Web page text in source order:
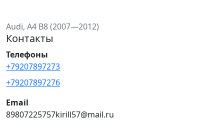
Audi, A4 B8 (2007—2012)
Контакты
Телефоны
+79207897273
+79207897276
Email
89807225757kirill57@mail.ru